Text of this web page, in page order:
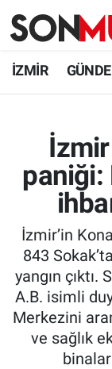
İZMİR
paniği:
İzmir’in
843
yangın
A.B. isimli
Merkezini
ve sağlık
İzmir
İzmir
İzmir
Süper Lig
Tüm
Son
Haber